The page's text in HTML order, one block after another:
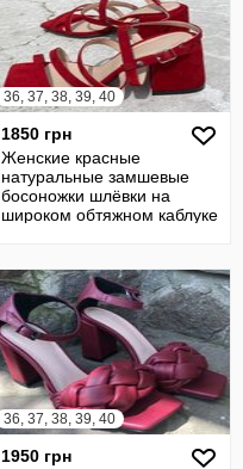
36, 37, 38, 39, 40
1850 грн
Женские красные
натуральные замшевые
босоножки шлёвки на
широком обтяжном каблуке
36, 37, 38, 39, 40
1950 грн